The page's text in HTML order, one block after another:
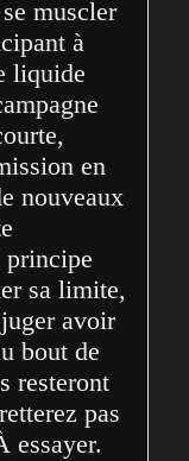
muscler
à
liquide
en
nouveaux
sa limite,
avoir
bout de
resteront
pas
essayer.